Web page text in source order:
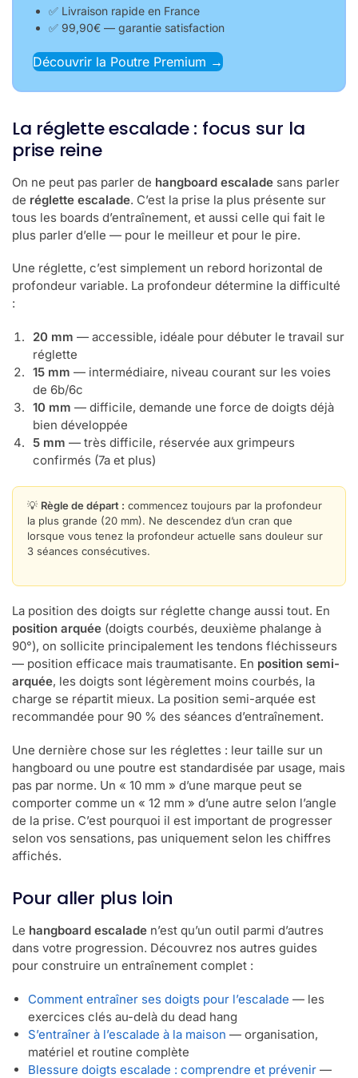
✅ Livraison rapide en France
✅ 99,90€ — garantie satisfaction
Découvrir la Poutre Premium →
La réglette escalade : focus sur la
prise reine
On ne peut pas parler de hangboard escalade sans parler
de réglette escalade. C’est la prise la plus présente sur
tous les boards d’entraînement, et aussi celle qui fait le
plus parler d’elle — pour le meilleur et pour le pire.
Une réglette, c’est simplement un rebord horizontal de
profondeur variable. La profondeur détermine la difficulté
:
20 mm — accessible, idéale pour débuter le travail sur
réglette
15 mm — intermédiaire, niveau courant sur les voies
de 6b/6c
10 mm — difficile, demande une force de doigts déjà
bien développée
5 mm — très difficile, réservée aux grimpeurs
confirmés (7a et plus)
💡 Règle de départ : commencez toujours par la profondeur
la plus grande (20 mm). Ne descendez d’un cran que
lorsque vous tenez la profondeur actuelle sans douleur sur
3 séances consécutives.
La position des doigts sur réglette change aussi tout. En
position arquée (doigts courbés, deuxième phalange à
90°), on sollicite principalement les tendons fléchisseurs
— position efficace mais traumatisante. En position semi-
arquée, les doigts sont légèrement moins courbés, la
charge se répartit mieux. La position semi-arquée est
recommandée pour 90 % des séances d’entraînement.
Une dernière chose sur les réglettes : leur taille sur un
hangboard ou une poutre est standardisée par usage, mais
pas par norme. Un « 10 mm » d’une marque peut se
comporter comme un « 12 mm » d’une autre selon l’angle
de la prise. C’est pourquoi il est important de progresser
selon vos sensations, pas uniquement selon les chiffres
affichés.
Pour aller plus loin
Le hangboard escalade n’est qu’un outil parmi d’autres
dans votre progression. Découvrez nos autres guides
pour construire un entraînement complet :
Comment entraîner ses doigts pour l’escalade — les
exercices clés au-delà du dead hang
S’entraîner à l’escalade à la maison — organisation,
matériel et routine complète
Blessure doigts escalade : comprendre et prévenir —